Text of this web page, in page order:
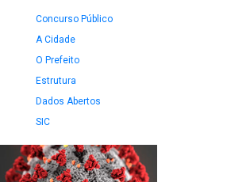
Concurso Público
A Cidade
O Prefeito
Estrutura
Dados Abertos
SIC